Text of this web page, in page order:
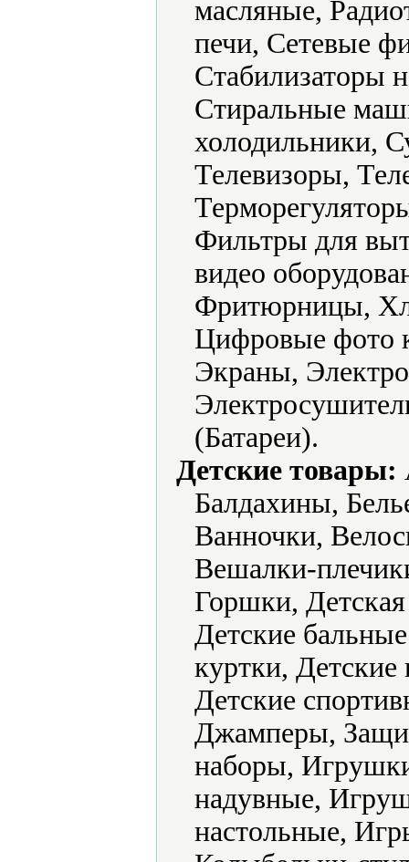
масляные,
печи, Сетевые
Стабилизаторы
Стиральные
холодильники,
Телевизоры,
Фильтры для
видео
Фритюрницы,
Цифровые фото
Экраны,
(Батареи).
Детские товары:
Балдахины,
Ванночки,
Вешалки-
Горшки,
Детские
куртки, Детские
Детские
Джамперы,
наборы,
надувные,
настольные,